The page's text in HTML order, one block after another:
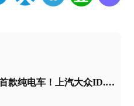
ID.ERA首款纯电车！上汽大众ID.ERA 5X官图发布